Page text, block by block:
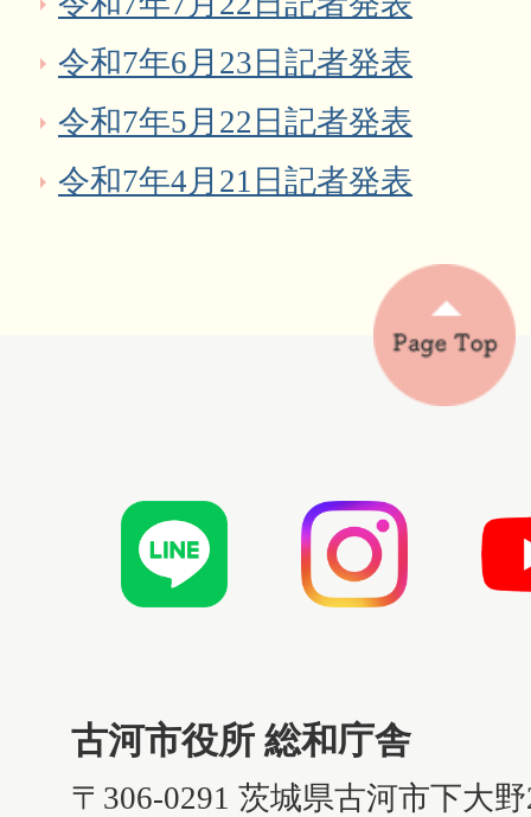
令和7年6月23日記者発表
令和7年5月22日記者発表
令和7年4月21日記者発表
古河市役所 総和庁舎
〒306-0291 茨城県古河市下大